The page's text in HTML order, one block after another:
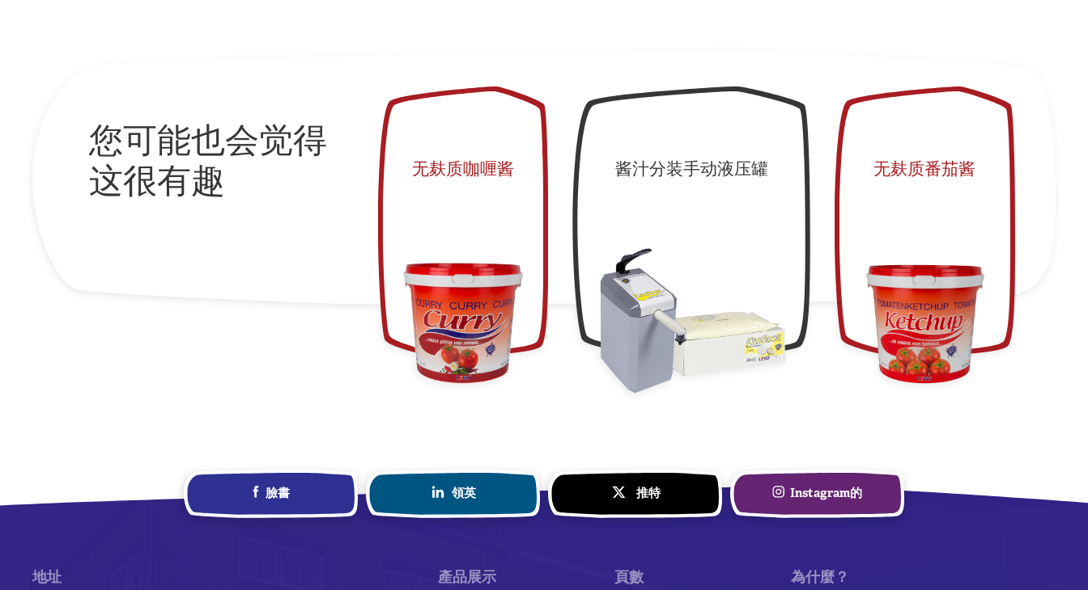
您可能也会觉得
这很有趣 无麸质咖喱酱 酱汁分装手动液压罐 无麸质番茄酱
臉書 領英 推特 Instagram的
地址 產品展示 頁數 為什麼？